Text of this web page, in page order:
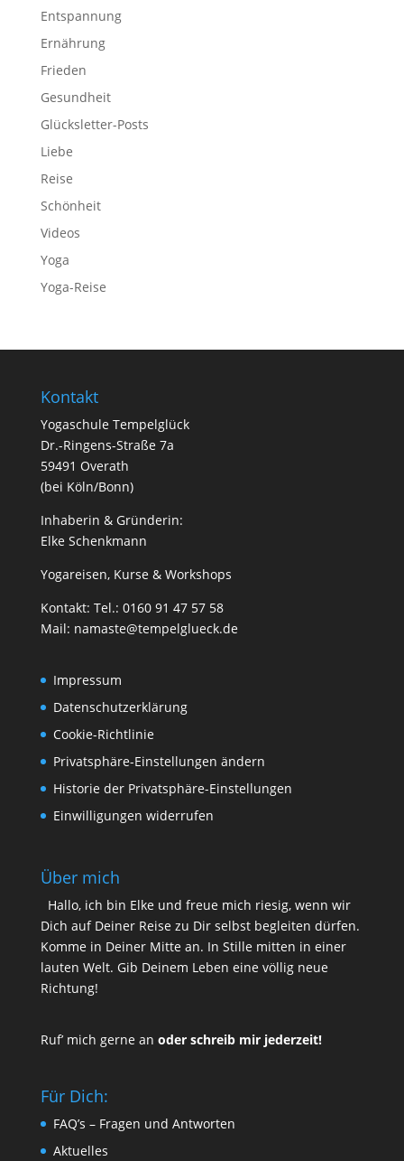
Entspannung
Ernährung
Frieden
Gesundheit
Glücksletter-Posts
Liebe
Reise
Schönheit
Videos
Yoga
Yoga-Reise
Kontakt
Yogaschule Tempelglück
Dr.-Ringens-Straße 7a
59491 Overath
(bei Köln/Bonn)
Inhaberin & Gründerin:
Elke Schenkmann
Yogareisen, Kurse & Workshops
Kontakt: Tel.: 0160 91 47 57 58
Mail: namaste@tempelglueck.de
Impressum
Datenschutzerklärung
Cookie-Richtlinie
Privatsphäre-Einstellungen ändern
Historie der Privatsphäre-Einstellungen
Einwilligungen widerrufen
Über mich
Hallo, ich bin Elke und freue mich riesig, wenn wir
Dich auf Deiner Reise zu Dir selbst begleiten dürfen.
Komme in Deiner Mitte an. In Stille mitten in einer
lauten Welt. Gib Deinem Leben eine völlig neue
Richtung!
Ruf’ mich gerne an oder schreib mir jederzeit!
Für Dich:
FAQ’s – Fragen und Antworten
Aktuelles